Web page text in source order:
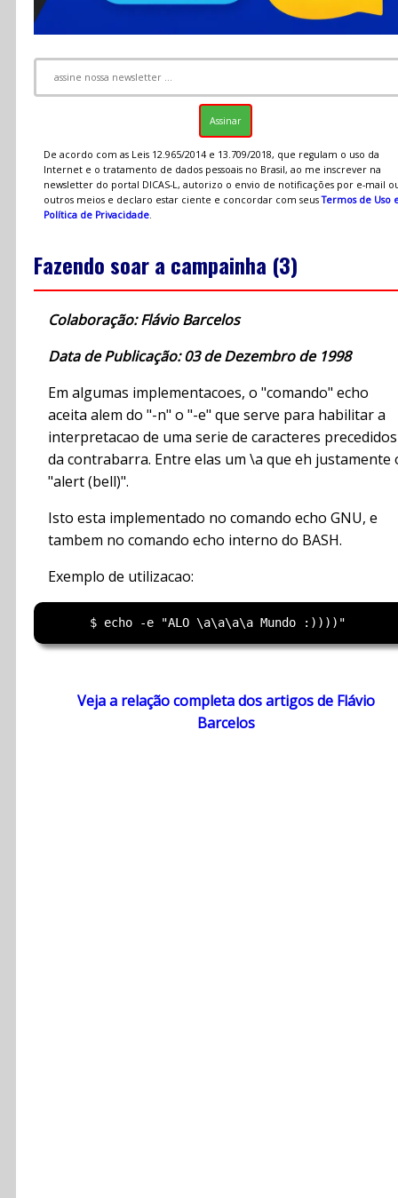
De acordo com as Leis 12.965/2014 e 13.709/2018, que regulam o uso da
Internet e o tratamento de dados pessoais no Brasil, ao me inscrever na
newsletter do portal DICAS-L, autorizo o envio de notificações por e-mail
outros meios e declaro estar ciente e concordar com seusTermos de Uso
Política de Privacidade.
Fazendo soar a campainha (3)
Colaboração: Flávio Barcelos
Data de Publicação: 03 de Dezembro de 1998
Em algumas implementacoes, o "comando" echo
aceita alem do "-n" o "-e" que serve para habilitar a
interpretacao de uma serie de caracteres precedidos
da contrabarra. Entre elas um \a que eh justamente
"alert (bell)".
Isto esta implementado no comando echo GNU, e
tambem no comando echo interno do BASH.
Exemplo de utilizacao:
Veja a relação completa dos artigos de Flávio
Barcelos